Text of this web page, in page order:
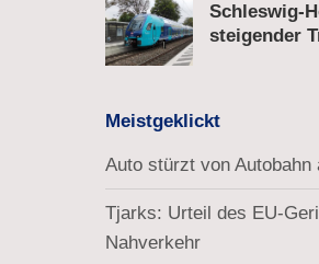
Schleswig-
steigender
Meistgeklickt
Auto stürzt von Autobahn
Tjarks: Urteil des EU-
Nahverkehr